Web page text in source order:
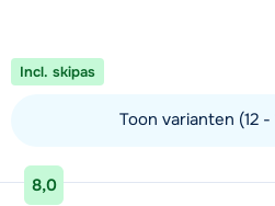
Incl. skipas
Toon varianten (12 -
Bekijk accommodatie
8,0